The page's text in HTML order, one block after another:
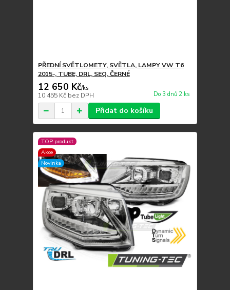
PŘEDNÍ SVĚTLOMETY, SVĚTLA, LAMPY VW T6
2015-, TUBE, DRL, SEQ, ČERNÉ
12 650 Kč/ks
10 455 Kč bez DPH Do 3 dnů 2 ks
Přidat do košíku
TOP produkt
Akce
Novinka